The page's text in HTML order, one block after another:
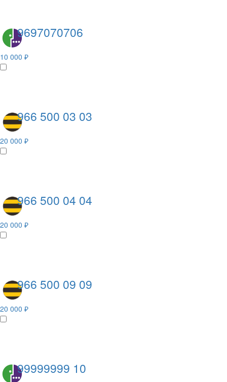
9697070706
10 000 ₽
966 500 03 03
20 000 ₽
966 500 04 04
20 000 ₽
966 500 09 09
20 000 ₽
99999999 10